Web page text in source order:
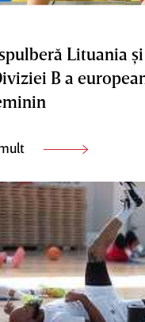
Lituania
B a